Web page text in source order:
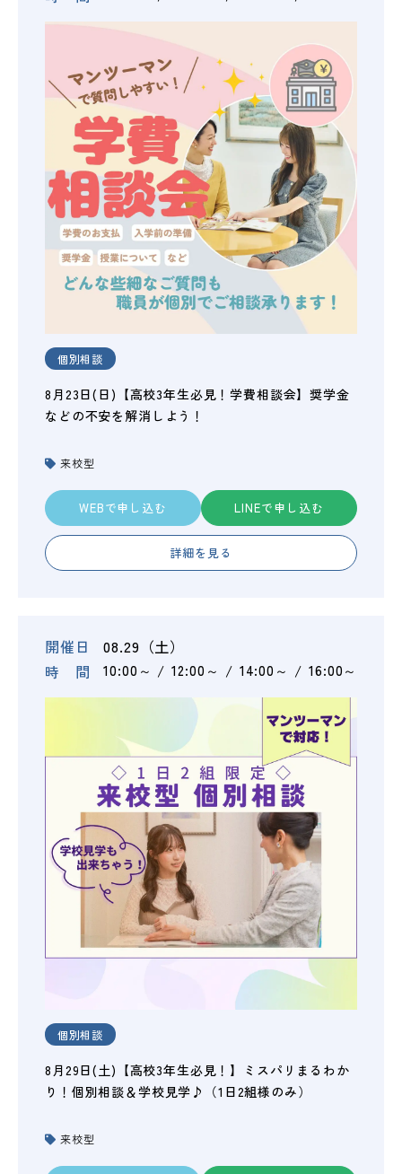
個別相談
8月23日(日)【高校3年生必見！学費相談会】奨学金
などの不安を解消しよう！
来校型
WEBで申し込む LINEで申し込む
詳細を見る
開催日
08.29（土）
時 間
10:00～ 12:00～ 14:00～ 16:00～
個別相談
8月29日(土)【高校3年生必見！】ミスパリまるわか
り！個別相談＆学校見学♪（1日2組様のみ）
来校型